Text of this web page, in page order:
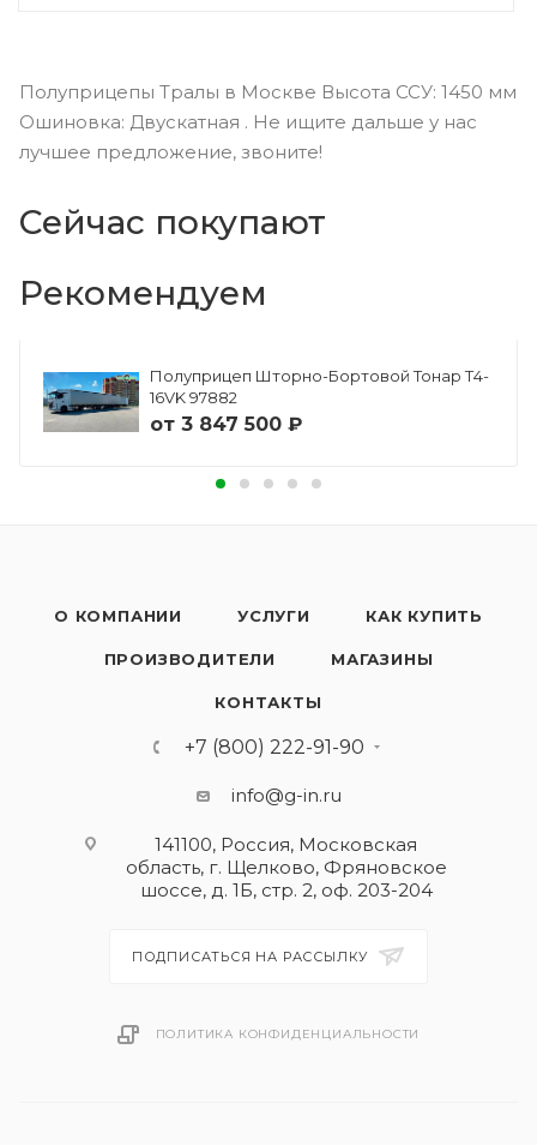
Полуприцепы Тралы в Москве Высота ССУ: 1450 мм
Ошиновка: Двускатная . Не ищите дальше у нас
лучшее предложение, звоните!
Сейчас покупают
Рекомендуем
Полуприцеп Шторно-Бортовой Тонар Т4-
16VK 97882
от 3 847 500 ₽
О КОМПАНИИ УСЛУГИ КАК КУПИТЬ
ПРОИЗВОДИТЕЛИ МАГАЗИНЫ
КОНТАКТЫ
+7 (800) 222-91-90
info@g-in.ru
141100, Россия, Московская
область, г. Щелково, Фряновское
шоссе, д. 1Б, стр. 2, оф. 203-204
ПОДПИСАТЬСЯ НА РАССЫЛКУ
ПОЛИТИКА КОНФИДЕНЦИАЛЬНОСТИ